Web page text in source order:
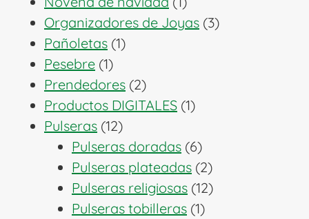
producto
Organizadores de Joyas 33
Pañoletas 11
Pesebre 11
producto
Prendedores 22
productos
Productos DIGITALES 11
Pulseras 1212
productos
Pulseras doradas 66
productos
Pulseras plateadas 22
productos
Pulseras religiosas 1212
Pulseras tobilleras 11